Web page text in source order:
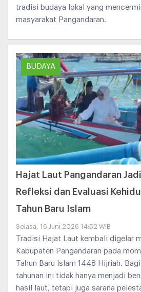
tradisi budaya lokal yang
masyarakat Pangandaran.
BUDAYA
Hajat Laut Pangandaran
Refleksi dan Evaluasi
Tahun Baru Islam
Selasa, 16 Juni 2026 14:52 WIB
Tradisi Hajat Laut kembali digelar
Kabupaten Pangandaran pada
Tahun Baru Islam 1448 Hijriah.
tahunan ini tidak hanya menjadi
hasil laut, tetapi juga sarana